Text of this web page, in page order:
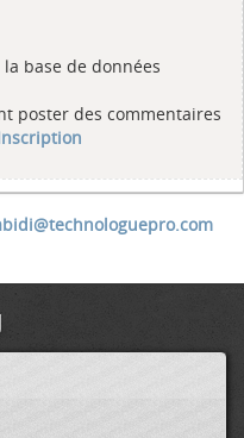
base de données
poster des commentaires